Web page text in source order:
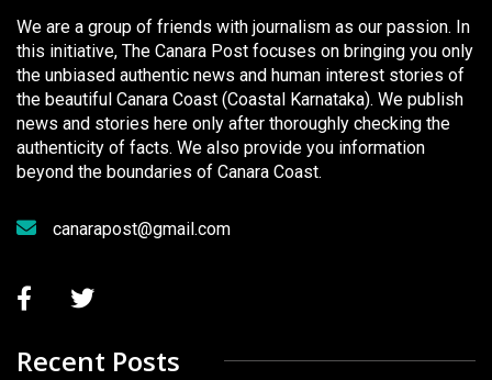
We are a group of friends with journalism as our passion. In
this initiative, The Canara Post focuses on bringing you only
the unbiased authentic news and human interest stories of
the beautiful Canara Coast (Coastal Karnataka). We publish
news and stories here only after thoroughly checking the
authenticity of facts. We also provide you information
beyond the boundaries of Canara Coast.
canarapost@gmail.com
Recent Posts